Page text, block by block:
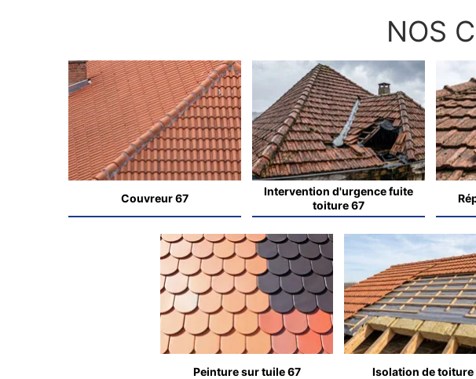
NOS
Couvreur 67
Intervention d'urgence fuite
toiture 67
Peinture sur tuile 67 Isolation de toiture